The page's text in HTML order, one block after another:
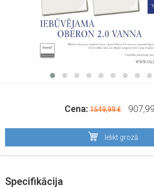
Cena:1549,99 €
Ielikt grozā
Specifikācija